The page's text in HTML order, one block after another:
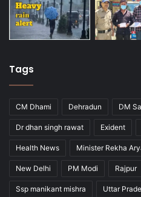
Tags
CM Dhami Dehradun DM
Dr dhan singh rawat Exident
Health News Minister Rekha
New Delhi PM Modi Rajpur
Ssp manikant mishra Uttar